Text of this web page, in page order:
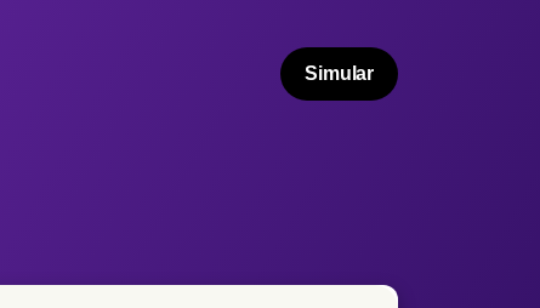
Simular